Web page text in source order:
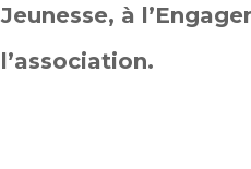
Jeunesse, à
l’association.